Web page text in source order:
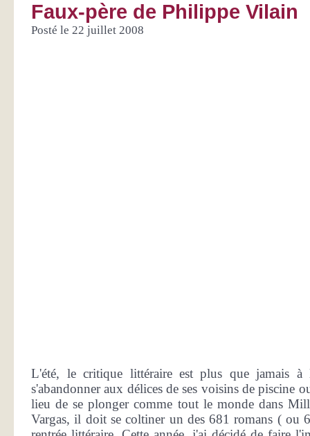
Faux-père de Philippe Vilain
Posté le 22 juillet 2008
L'été, le critique littéraire est plus que jamais à
s'abandonner aux délices de ses voisins de piscine
lieu de se plonger comme tout le monde dans
Vargas, il doit se coltiner un des 681 romans ( ou